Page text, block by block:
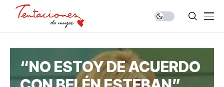
“NO ESTOY DE ACUERDO